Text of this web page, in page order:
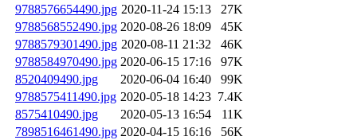
9788576654490.jpg 2020-11-24 15:13
27K
9788568552490.jpg 2020-08-26 18:09
45K
9788579301490.jpg 2020-08-11 21:32
46K
9788584970490.jpg 2020-06-15 17:16
97K
8520409490.jpg
2020-06-04 16:40
99K
9788575411490.jpg 2020-05-18 14:23 7.4K
8575410490.jpg
2020-05-13 16:54
11K
7898516461490.jpg 2020-04-15 16:16
56K